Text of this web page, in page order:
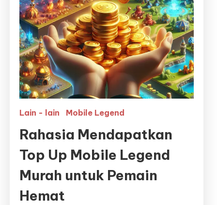
Lain - lain Mobile Legend
Rahasia Mendapatkan
Top Up Mobile Legend
Murah untuk Pemain
Hemat